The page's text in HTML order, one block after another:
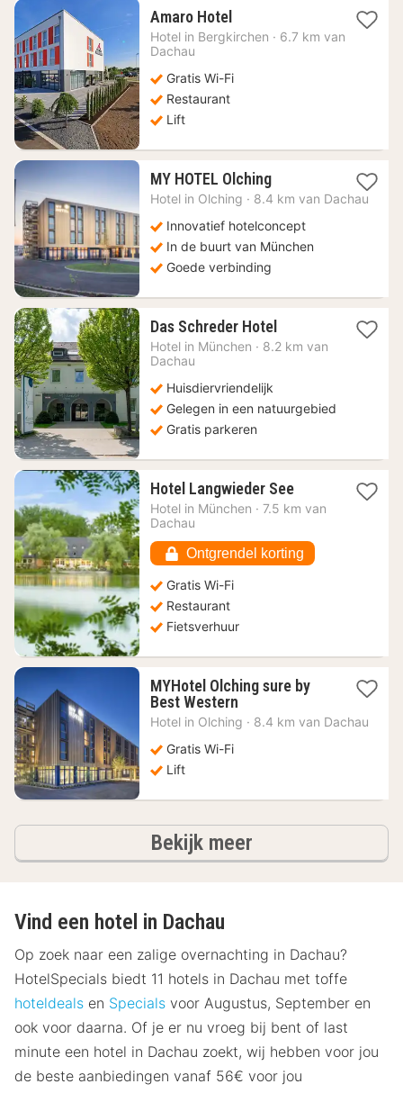
Amaro Hotel1
nacht
€
Hotel in Bergkirchen · 6.7 km van
Dachau
Gratis Wi-Fi
Restaurant
Lift
MY HOTEL Olching1
nacht
97
€
Hotel in Olching · 8.4 km van Dachau
Innovatief hotelconcept
In de buurt van München
Goede verbinding
Das Schreder Hotel1
nacht
Hotel in München · 8.2 km van
Dachau
Huisdiervriendelijk
Gelegen in een natuurgebied
Gratis parkeren
Hotel Langwieder See1
nacht
€
Hotel in München · 7.5 km van
Dachau
Ontgrendel korting
Gratis Wi-Fi
Restaurant
Fietsverhuur
MYHotel Olching sure by
Best Western1
nacht
vanaf
Hotel in Olching · 8.4 km van Dachau
Gratis Wi-Fi
Lift
Bekijk meerhotels
Vind een hotel in Dachau
Op zoek naar een zalige overnachting in Dachau?
HotelSpecials biedt 11 hotels in Dachau met toffe
hoteldeals en Specials voor Augustus, September en
ook voor daarna. Of je er nu vroeg bij bent of last
minute een hotel in Dachau zoekt, wij hebben voor jou
de beste aanbiedingen vanaf 56€ voor jou